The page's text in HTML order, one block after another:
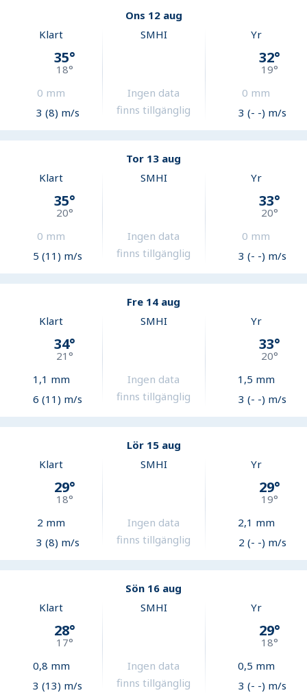
Ons 12 aug
Klart
35°
18°
0 mm
3 (8) m/s
SMHI
Ingen data
finns tillgänglig
Yr
32°
19°
0 mm
3 (- -) m/s
Tor 13 aug
Klart
35°
20°
0 mm
5 (11) m/s
SMHI
Ingen data
finns tillgänglig
Yr
33°
20°
0 mm
3 (- -) m/s
Fre 14 aug
Klart
34°
21°
1,1 mm
6 (11) m/s
SMHI
Ingen data
finns tillgänglig
Yr
33°
20°
1,5 mm
3 (- -) m/s
Lör 15 aug
Klart
29°
18°
2 mm
3 (8) m/s
SMHI
Ingen data
finns tillgänglig
Yr
29°
19°
2,1 mm
2 (- -) m/s
Sön 16 aug
Klart
28°
17°
0,8 mm
3 (13) m/s
SMHI
Ingen data
finns tillgänglig
Yr
29°
18°
0,5 mm
3 (- -) m/s